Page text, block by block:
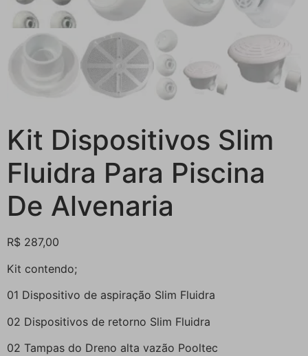
Kit Dispositivos Slim
Fluidra Para Piscina
De Alvenaria
R$ 287,00
Kit contendo;
01 Dispositivo de aspiração Slim Fluidra
02 Dispositivos de retorno Slim Fluidra
02 Tampas do Dreno alta vazão Pooltec